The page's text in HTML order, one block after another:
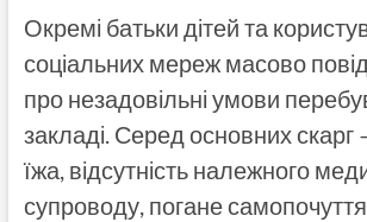
Окремі батьки дітей та
соціальних мереж масово
про незадовільні умови
закладі. Серед основних скарг
їжа, відсутність належного
супроводу, погане самопочуття